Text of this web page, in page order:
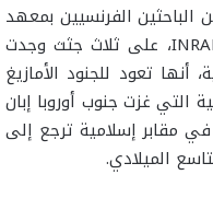
الفرنسيين بمعهد
الدراسات والبحوث الأثرية الوقائية INRAP، على ثلاث جثث وجدت
تعود للجنود الأمازيغ
التي غزت جنوب أوروبا إبان
مقابر إسلامية ترجع إلى
الميلادي.